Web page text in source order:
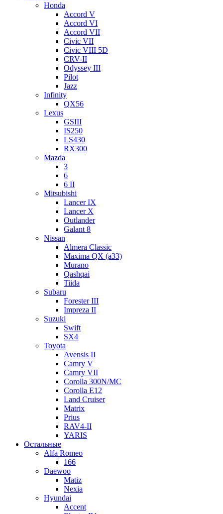
Honda
Accord V
Accord VI
Accord VII
Civic VII
Civic VIII 5D
CRV-II
Odyssey III
Pilot
Jazz
Infinity
QX56
Lexus
GSIII
IS250
LS430
RX300
Mazda
3
6
6 II
Mitsubishi
Lancer IX
Lancer X
Outlander
Galant 8
Nissan
Almera Classic
Maxima QX (a33)
Murano
Qashqai
Tiida
Subaru
Forester III
Impreza II
Suzuki
Swift
SX4
Toyota
Avensis II
Camry V
Camry VII
Corolla 300N/MC
Corolla E12
Land Cruiser
Matrix
Prius
RAV4-II
YARIS
Остальные
Alfa Romeo
166
Daewoo
Matiz
Nexia
Hyundai
Accent